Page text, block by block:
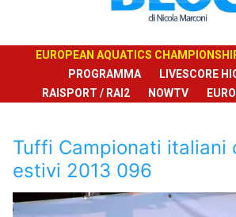
EUROPEAN AQUATICS
PROGRAMMA
LIVESCORE
RAISPORT / RAI2
NOWTV
Tuffi Campionati italiani
estivi 2013 096